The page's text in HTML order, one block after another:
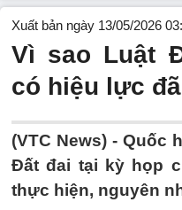
Xuất bản ngày 13/05/2026
Vì sao Luật
có hiệu lực
(VTC News) -Quốc
Đất đai tại kỳ họp
thực hiện, nguyên